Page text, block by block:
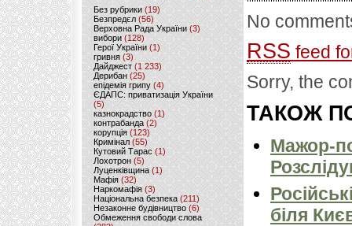
Без рубрики (19)
Безпредєл(56)
Верховна Рада України (3)
вибори(128)
Герої України(1)
гривня (3)
Дайджест (1 233)
Дерибан (25)
епідемія грипу (4)
ЄДАПС: приватизація України
(5)
казнокрадство (1)
контрабанда (2)
корупція (123)
Кримінал (55)
Кутовий Тарас (1)
Лохотрон(5)
Луценківщина (1)
Мафія (32)
Наркомафія (3)
Національна безпека (211)
Незаконне будівництво(6)
Обмеження свободи слова
No
RSS feed
Sorry, the
ТАКОЖ
Мажор-
біля